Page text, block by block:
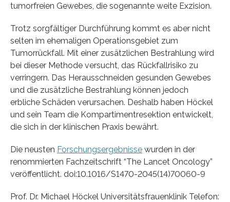
tumorfreien Gewebes, die sogenannte weite Exzision.
Trotz sorgfältiger Durchführung kommt es aber nicht
selten im ehemaligen Operationsgebiet zum
Tumorrückfall. Mit einer zusätzlichen Bestrahlung wird
bei dieser Methode versucht, das Rückfallrisiko zu
verringern. Das Herausschneiden gesunden Gewebes
und die zusätzliche Bestrahlung können jedoch
erbliche Schäden verursachen. Deshalb haben Höckel
und sein Team die Kompartimentresektion entwickelt,
die sich in der klinischen Praxis bewährt.
Die neusten Forschungsergebnisse wurden in der
renommierten Fachzeitschrift “The Lancet Oncology”
veröffentlicht. doi:10.1016/S1470-2045(14)70060-9
Prof. Dr. Michael Höckel Universitätsfrauenklinik Telefon: